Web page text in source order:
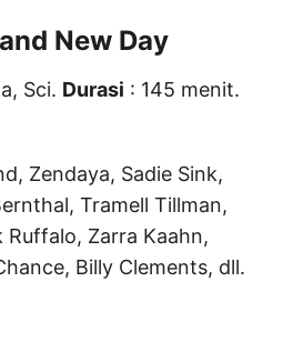
New Day
Sci. Durasi : 145 menit.
Zendaya, Sadie Sink,
Tramell Tillman,
Zarra Kaahn,
Billy Clements, dll.